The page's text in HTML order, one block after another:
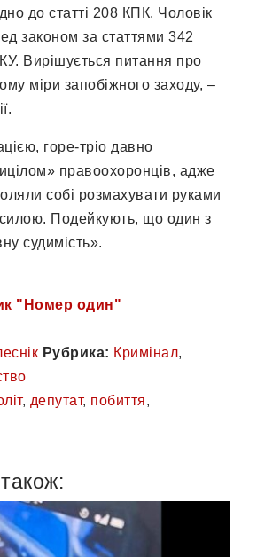
до статті 208 КПК. Чоловік
законом за статтями 342
Вирішується питання про
міри запобіжного заходу, –
горе-тріо давно
правоохоронців, адже
собі розмахувати руками
Подейкують, що один з
судимість».
"Номер один"
Рубрика: Кримінал,
, депутат, побиття,